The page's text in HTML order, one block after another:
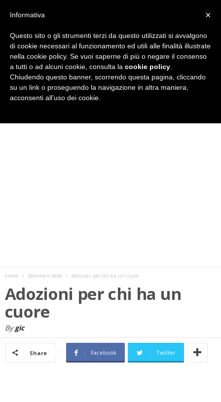
i
Home Mamma e bebe Adozioni per chi ha un cuore
Adozioni per chi ha un
cuore
By gic
Share Facebook Twitter
×
Informativa
Questo sito o gli strumenti terzi da questo utilizzati si avvalgono
di cookie necessari al funzionamento ed utili alle finalità illustrate
nella cookie policy. Se vuoi saperne di più o negare il consenso
a tutti o ad alcuni cookie, consulta la cookie policy
Chiudendo questo banner, scorrendo questa pagina, cliccando
su un link o proseguendo la navigazione in altra maniera,
acconsenti all’uso dei cookie.